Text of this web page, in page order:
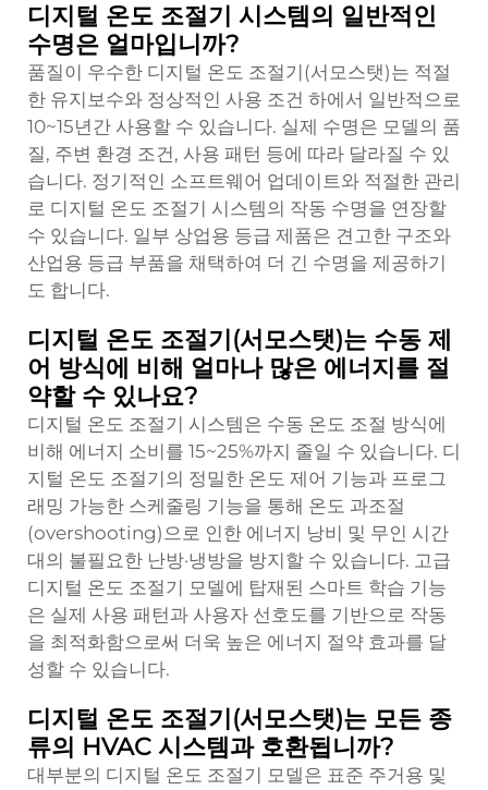
디지털 온도 조절기 시스템의 일반적인
수명은 얼마입니까?
품질이 우수한 디지털 온도 조절기(서모스탯)는 적절
한 유지보수와 정상적인 사용 조건 하에서 일반적으로
10~15년간 사용할 수 있습니다. 실제 수명은 모델의 품
질, 주변 환경 조건, 사용 패턴 등에 따라 달라질 수 있
습니다. 정기적인 소프트웨어 업데이트와 적절한 관리
로 디지털 온도 조절기 시스템의 작동 수명을 연장할
수 있습니다. 일부 상업용 등급 제품은 견고한 구조와
산업용 등급 부품을 채택하여 더 긴 수명을 제공하기
도 합니다.
디지털 온도 조절기(서모스탯)는 수동 제
어 방식에 비해 얼마나 많은 에너지를 절
약할 수 있나요?
디지털 온도 조절기 시스템은 수동 온도 조절 방식에
비해 에너지 소비를 15~25%까지 줄일 수 있습니다. 디
지털 온도 조절기의 정밀한 온도 제어 기능과 프로그
래밍 가능한 스케줄링 기능을 통해 온도 과조절
(overshooting)으로 인한 에너지 낭비 및 무인 시간
대의 불필요한 난방·냉방을 방지할 수 있습니다. 고급
디지털 온도 조절기 모델에 탑재된 스마트 학습 기능
은 실제 사용 패턴과 사용자 선호도를 기반으로 작동
을 최적화함으로써 더욱 높은 에너지 절약 효과를 달
성할 수 있습니다.
디지털 온도 조절기(서모스탯)는 모든 종
류의 HVAC 시스템과 호환됩니까?
대부분의 디지털 온도 조절기 모델은 표준 주거용 및